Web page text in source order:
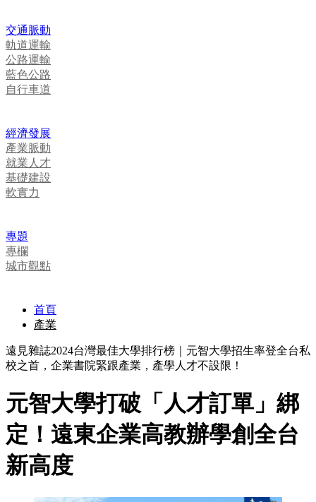
交通脈動
軌道運輸
公路運輸
藍色公路
自行車道
經濟發展
產業脈動
就業人才
基礎建設
軟實力
專題
專欄
城市觀點
首頁
產業
遠見雜誌2024台灣最佳大學排行榜｜元智大學招生率登全台私
校之首，企業書院緊跟產業，產學人才不設限！
元智大學打破「人才訂單」綁
定！遠東企業高教辦學創全台
新高度